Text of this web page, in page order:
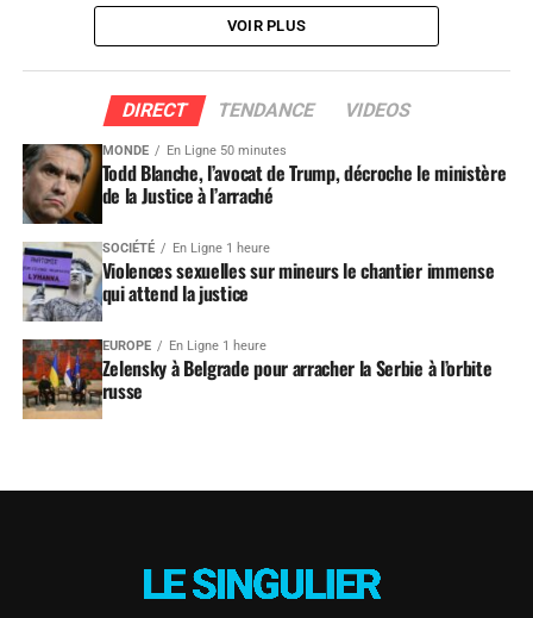
VOIR PLUS
DIRECT TENDANCE VIDEOS
MONDE En Ligne 50 minutes
Todd Blanche, l’avocat de Trump, décroche le ministère
de la Justice à l’arraché
SOCIÉTÉ En Ligne 1 heure
Violences sexuelles sur mineurs le chantier immense
qui attend la justice
EUROPE En Ligne 1 heure
Zelensky à Belgrade pour arracher la Serbie à l’orbite
russe